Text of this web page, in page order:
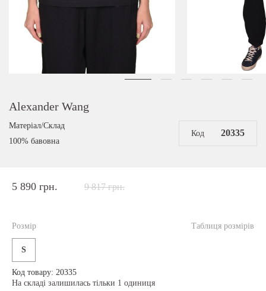
Alexander Wang
Матеріал/Склад
100% бавовна
Код 20335
5 890 грн. 9 817 грн.
Таблиця розмірів
Розмір
S
Код товару: 20335
На складі залишилась тільки 1 одиниця